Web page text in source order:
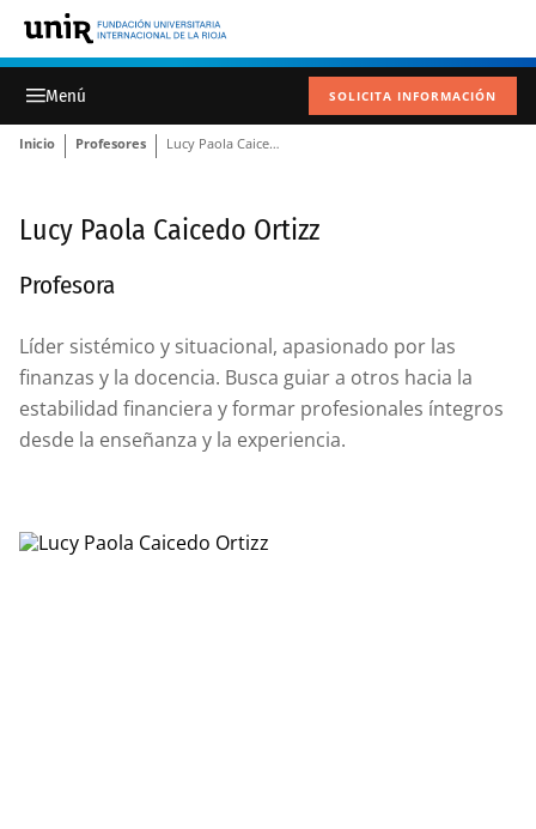
SOLICITA INFORMACIÓN
Inicio Profesores Lucy Paola Caicedo Ortizz
Lucy Paola Caicedo Ortizz
Profesora
Líder sistémico y situacional, apasionado por las
finanzas y la docencia. Busca guiar a otros hacia la
estabilidad financiera y formar profesionales íntegros
desde la enseñanza y la experiencia.